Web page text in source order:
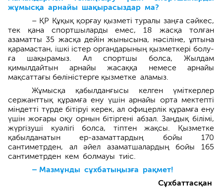
жұмысқа арнайы шақырасыздар ма?
– ҚР Құқық қорғау қызметі туралы заңға сәйкес,
тек қана спортшыларды емес, 18 жасқа толған
азаматты 35 жасқа дейін жынысына, нәсіліне, ұлтына
қарамастан, ішкі істер органдарының қызметкері болу­
ға шақырамыз. Ал спортшы болса, Жылдам
қимылдайтын арнайы жасаққа неме­се арнайы
мақсаттағы бөліністерге қызметке аламыз.
Жұмысқа қабылданғысы келген үміткерлер
сержанттық құрамға ену үшін арнайы орта мектепті
міндетті түрде бітіруі керек, ал офицерлік құрамға ену
үшін жоғары оқу орнын бітіргені абзал. Заңдық білімі,
жүргізуші куәлігі болса, тіптен жақсы. Қызметке
қабылданатын ер-азаматтардың бойы 170
сантиметрден, ал әйел азаматшалардың бойы 165
сантиметрден кем болмауы тиіс.
– Мазмұнды сұхбатыңызға рақ­мет!
Сұхбаттасқан